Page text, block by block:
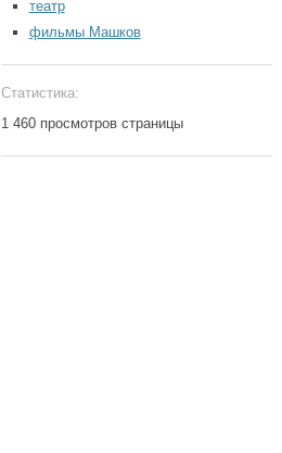
театр
фильмы Машков
Статистика:
1 460 просмотров страницы